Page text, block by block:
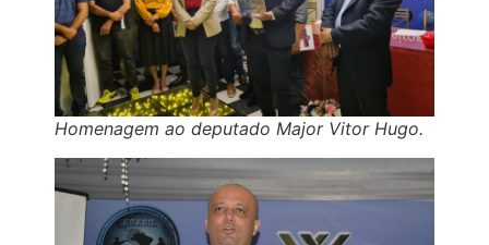
Homenagem ao deputado Major Vitor Hugo.